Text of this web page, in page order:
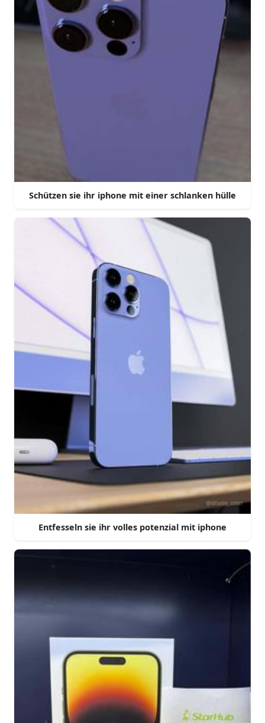
Schützen sie ihr iphone mit einer schlanken hülle
Entfesseln sie ihr volles potenzial mit iphone